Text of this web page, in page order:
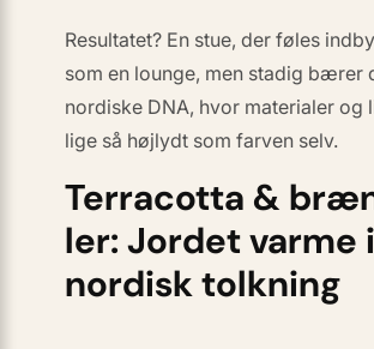
Resultatet? En stue, der føles
som en lounge, men stadig bærer
nordiske DNA, hvor materialer og
lige så højlydt som farven selv.
Terracotta &
ler: Jordet varme i
nordisk tolkning